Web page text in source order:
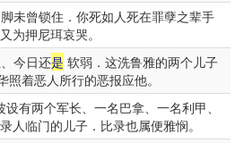
未曾锁住．你死如人死在罪孽之辈手
为押尼珥哀哭。
今日还是 软弱．这洗鲁雅的两个儿子
照着恶人所行的恶报应他。
有两个军长、一名巴拿、一名利甲、
人临门的儿子．比录也属便雅悯。